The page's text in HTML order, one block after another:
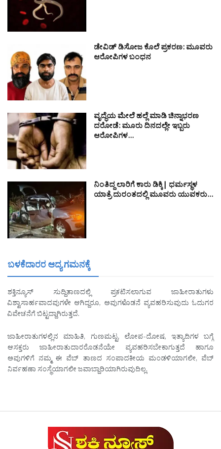
ಡೇವಿಡ್ ಡಿಸೋಜ ಕೊಲೆ ಪ್ರಕರಣ: ಮೂವರು
ಆರೋಪಿಗಳ ಬಂಧನ
ವೃದ್ಧೆಯ ಮೇಲೆ ಹಲ್ಲೆ ಮಾಡಿ ಚಿನ್ನಾಭರಣ
ದರೋಡೆ: ಮೂರು ದಿನದಲ್ಲೇ ಇಬ್ಬರು
ಆರೋಪಿಗಳ…
ನಿಂತಿದ್ದ ಲಾರಿಗೆ ಕಾರು ಡಿಕ್ಕಿ| ಧರ್ಮಸ್ಥಳ
ಯಾತ್ರೆ ದುರಂತದಲ್ಲಿ ಮೂವರು ಯುವಕರು…
ಬಳಕೆದಾರರ ಆದ್ಯ ಗಮನಕ್ಕೆ
ಶಕ್ತಿನ್ಯೂಸ್ ಸುದ್ದಿತಾಣದಲ್ಲಿ ಪ್ರಕಟಿಸಲಾಗುವ ಜಾಹೀರಾತುಗಳು
ವಿಶ್ವಾಸಾರ್ಹವಾದವುಗಳೇ ಆಗಿದ್ದರೂ, ಅವುಗಳೊಡನೆ ವ್ಯವಹರಿಸುವುದು ಓದುಗರ
ವಿವೇಚನೆಗೆ ಬಿಟ್ಟದ್ದಾಗಿರುತ್ತದೆ.
ಜಾಹೀರಾತುಗಳಲ್ಲಿನ ಮಾಹಿತಿ, ಗುಣಮಟ್ಟ, ಲೋಪ-ದೋಷ, ಇತ್ಯಾದಿಗಳ ಬಗ್ಗೆ
ಆಸಕ್ತರು ಜಾಹೀರಾತುದಾರರೊಡನೆಯೇ ವ್ಯವಹರಿಸಬೇಕಾಗುತ್ತದೆ ಹಾಗೂ
ಅವುಗಳಿಗೆ ನಮ್ಮ ಈ ವೆಬ್ ತಾಣದ ಸಂಪಾದಕೀಯ ಮಂಡಳಿಯಾಗಲೀ, ವೆಬ್
ನಿರ್ವಹಣಾ ಸಂಸ್ಥೆಯಾಗಲೀ ಜವಾಬ್ದಾರಿಯಾಗಿರುವುದಿಲ್ಲ.